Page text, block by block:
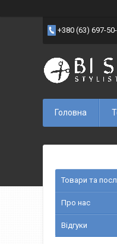
+380 (63) 697-
Головна
Товари та
Про нас
Відгуки